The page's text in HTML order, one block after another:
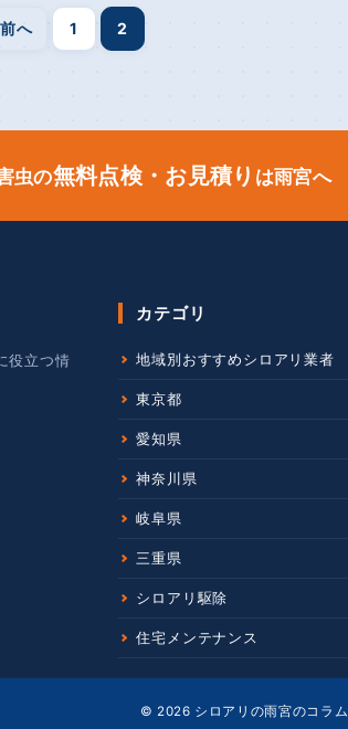
前へ 1 2
虫の無料点検・お見積り は雨宮へ
役立つ情
カテゴリ
地域別おすすめシロアリ業者
東京都
愛知県
神奈川県
岐阜県
三重県
シロアリ駆除
住宅メンテナンス
© 2026 シロアリの雨宮のコラム